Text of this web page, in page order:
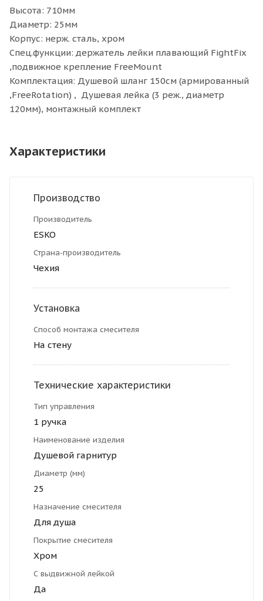
Высота: 710мм
Диаметр: 25мм
Корпус: нерж. сталь, хром
Спец.функции: держатель лейки плавающий FightFix
,подвижное крепление FreeMount
Комплектация: Душевой шланг 150см (армированный
,FreeRotation) , Душевая лейка (3 реж., диаметр
120мм), монтажный комплект
Характеристики
Производство
Производитель
ESKO
Страна-производитель
Чехия
Установка
Способ монтажа смесителя
На стену
Технические характеристики
Тип управления
1 ручка
Наименование изделия
Душевой гарнитур
Диаметр (мм)
25
Назначение смесителя
Для душа
Покрытие смесителя
Хром
С выдвижной лейкой
Да